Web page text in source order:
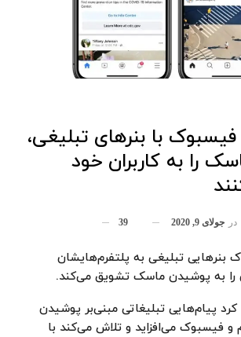
فیسبوک با بنرهای تبلیغی،
را به کاربران خود
در جولای 9, 2020 39
بنرهایی تبلیغی به پلتفرم‌هایشان
را به پوشیدن ماسک تشویق می‌کند.
پیام‌هایی تبلیغاتی مبنی‌بر پوشیدن
و فیسبوک می‌افزاید و تلاش می‌کند با